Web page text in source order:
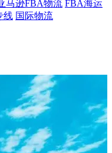
马逊FBA物流 FBA海运
线 国际物流